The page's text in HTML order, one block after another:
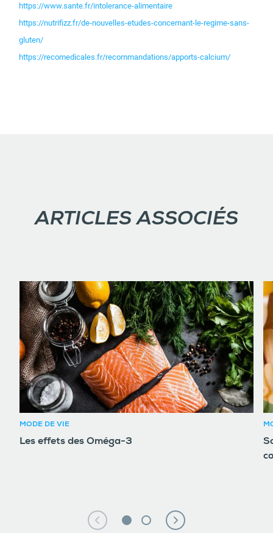
https://www.sante.fr/intolerance-alimentaire
https://nutrifizz.fr/de-nouvelles-etudes-concernant-le-regime-sans-
gluten/
https://recomedicales.fr/recommandations/apports-calcium/
ARTICLES ASSOCIÉS
MODE DE VIE
Les effets des Oméga-3